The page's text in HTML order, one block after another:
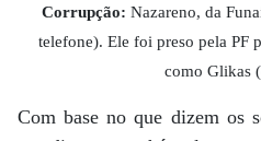
Corrupção: Nazareno, da
telefone). Ele foi preso pela PF
como Glikas
Com base no que dizem os